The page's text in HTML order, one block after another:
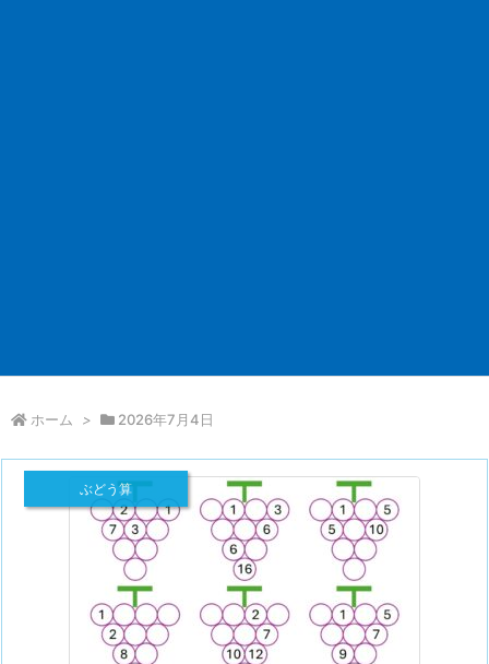
ホーム > 2026年7月4日
ぶどう算